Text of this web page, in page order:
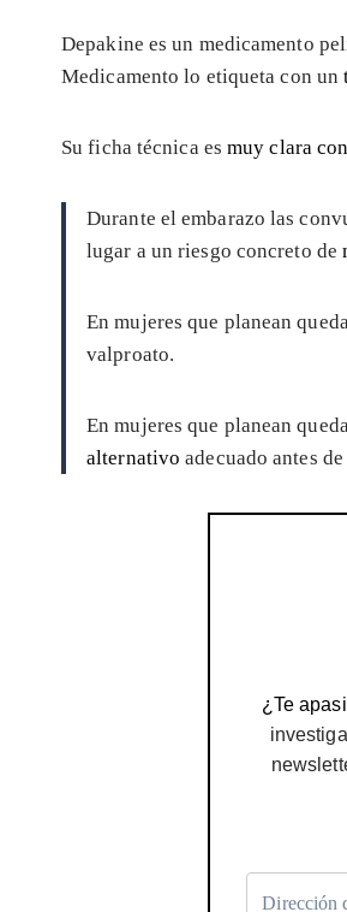
Depakine es un medicamento
Medicamento lo etiqueta con un
Su ficha técnica esmuy clara
Durante el embarazo las
lugar a un riesgo concreto de
En mujeres que planean
valproato.
En mujeres que planean
alternativo adecuado antes
¿Te